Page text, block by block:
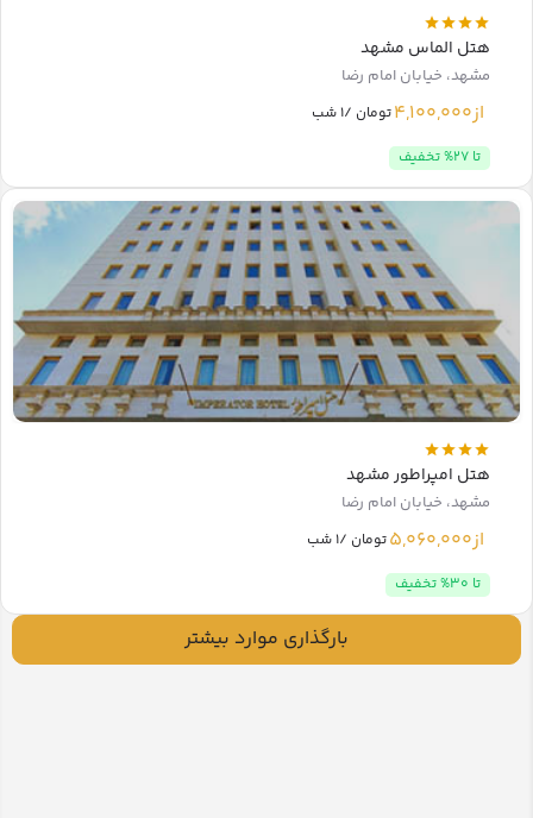
هتل الماس مشهد
مشهد، خیابان امام رضا
از4,100,000تومان /1 شب
تا 27% تخفیف
هتل امپراطور مشهد
مشهد، خیابان امام رضا
از5,060,000تومان /1 شب
تا 30% تخفیف
بارگذاری موارد بیشتر